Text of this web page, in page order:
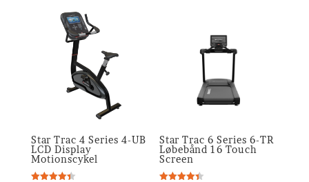
Star Trac 4 Series 4-UB
LCD Display
Motionscykel
Star Trac 6 Series 6-TR
Løbebånd 16 Touch
Screen